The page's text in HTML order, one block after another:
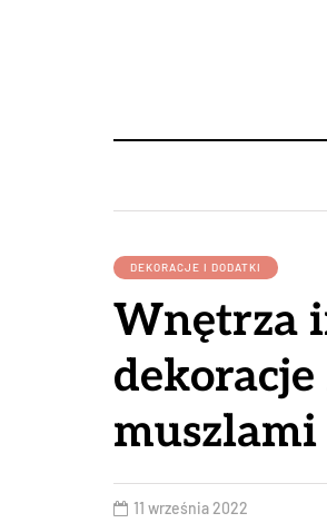
DEKORACJE I DODATKI
Wnętrza
muszlami
11 września 2022